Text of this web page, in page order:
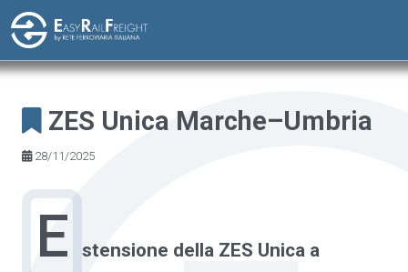
Skip to main content
ZES Unica Marche–Umbria
28/11/2025
E stensione della ZES Unica a